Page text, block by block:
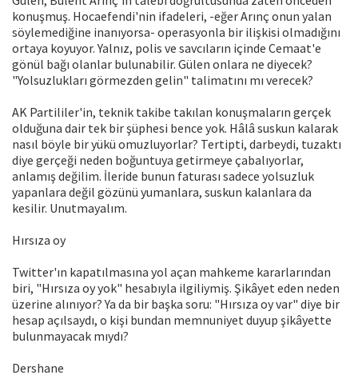
konuşmuş. Hocaefendi'nin ifadeleri, -eğer Arınç onun yalan
söylemediğine inanıyorsa- operasyonla bir ilişkisi olmadığını
ortaya koyuyor. Yalnız, polis ve savcıların içinde Cemaat'e
gönül bağı olanlar bulunabilir. Gülen onlara ne diyecek?
"Yolsuzlukları görmezden gelin" talimatını mı verecek?
AK Partililer'in, teknik takibe takılan konuşmaların gerçek
olduğuna dair tek bir şüphesi bence yok. Hâlâ suskun kalarak
nasıl böyle bir yükü omuzluyorlar? Tertipti, darbeydi, tuzaktı
diye gerçeği neden boğuntuya getirmeye çabalıyorlar,
anlamış değilim. İleride bunun faturası sadece yolsuzluk
yapanlara değil gözünü yumanlara, suskun kalanlara da
kesilir. Unutmayalım.
Hırsıza oy
Twitter'ın kapatılmasına yol açan mahkeme kararlarından
biri, "Hırsıza oy yok" hesabıyla ilgiliymiş. Şikâyet eden neden
üzerine alınıyor? Ya da bir başka soru: "Hırsıza oy var" diye bir
hesap açılsaydı, o kişi bundan memnuniyet duyup şikâyette
bulunmayacak mıydı?
Dershane